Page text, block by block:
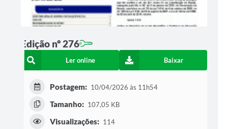
Edição nº 276
Ler online Baixar
Postagem: 10/04/2026 às 11h54
Tamanho: 107,05 KB
Visualizações: 114